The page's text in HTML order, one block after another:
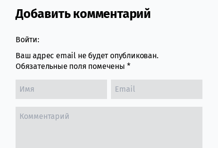
Comment section
Добавить комментарий
Войти:
Ваш адрес email не будет опубликован.
Обязательные поля помечены *